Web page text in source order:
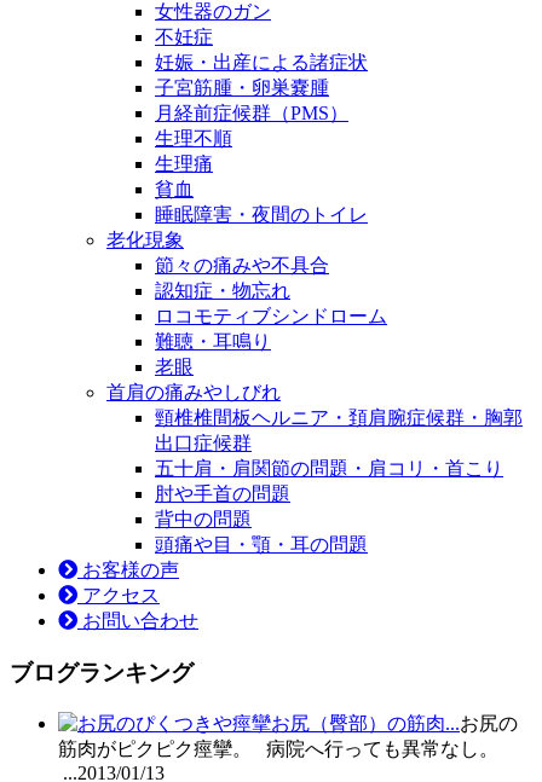
女性器のガン
不妊症
妊娠・出産による諸症状
子宮筋腫・卵巣嚢腫
月経前症候群（PMS）
生理不順
生理痛
貧血
睡眠障害・夜間のトイレ
老化現象
節々の痛みや不具合
認知症・物忘れ
ロコモティブシンドローム
難聴・耳鳴り
老眼
首肩の痛みやしびれ
頸椎椎間板ヘルニア・頚肩腕症候群・胸郭
出口症候群
五十肩・肩関節の問題・肩コリ・首こり
肘や手首の問題
背中の問題
頭痛や目・顎・耳の問題
お客様の声
アクセス
お問い合わせ
ブログランキング
お尻（臀部）の筋肉...お尻の
筋肉がピクピク痙攣。 病院へ行っても異常なし。
...2013/01/13